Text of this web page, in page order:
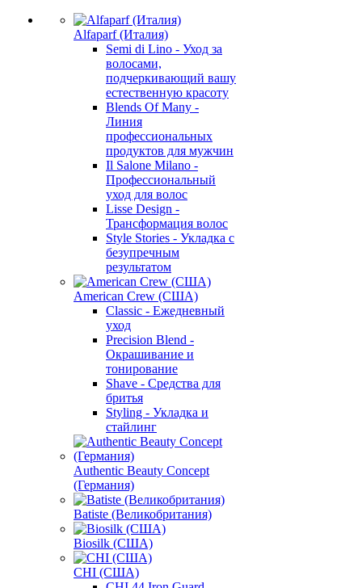
Alfaparf (Италия)
Semi di Lino - Уход за
волосами,
подчеркивающий вашу
естественную красоту
Blends Of Many -
Линия
профессиональных
продуктов для мужчин
Il Salone Milano -
Профессиональный
уход для волос
Lisse Design -
Трансформация волос
Style Stories - Укладка с
безупречным
результатом
American Crew (США)
Classic - Ежедневный
уход
Precision Blend -
Окрашивание и
тонирование
Shave - Средства для
бритья
Styling - Укладка и
стайлинг
Authentic Beauty Concept
(Германия)
Batiste (Великобритания)
Biosilk (США)
CHI (США)